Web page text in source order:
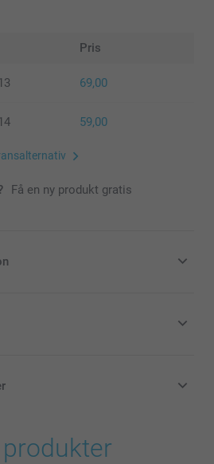
Pris
69,00
59,00
Få en ny produkt gratis
(SEK), inklusive moms och